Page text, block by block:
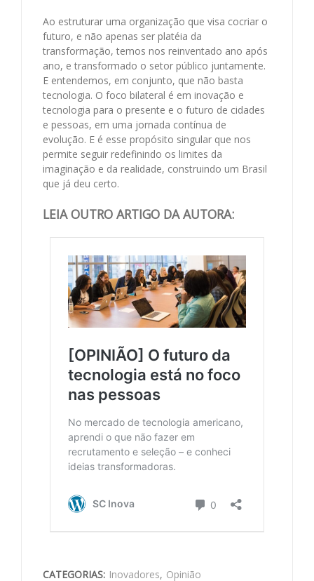
Ao estruturar uma organização que visa cocriar o
futuro, e não apenas ser platéia da
transformação, temos nos reinventado ano após
ano, e transformado o setor público juntamente.
E entendemos, em conjunto, que não basta
tecnologia. O foco bilateral é em inovação e
tecnologia para o presente e o futuro de cidades
e pessoas, em uma jornada contínua de
evolução. E é esse propósito singular que nos
permite seguir redefinindo os limites da
imaginação e da realidade, construindo um Brasil
que já deu certo.
LEIA OUTRO ARTIGO DA AUTORA:
CATEGORIAS: Inovadores, Opinião